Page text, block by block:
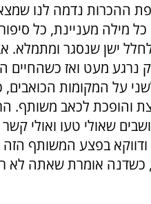
ההכרות נדמה לנו
כל מילה מעניינת, כל
ישן שנסגר
נרגע מעט ואז כשהחיים
על המקומות
והופכת לכאב משותף.
שאולי טעו ואולי קשר
ודווקא בפצע המשותף
כשדנה אומרת שאתה לא